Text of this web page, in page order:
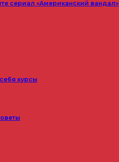
сериал «Американский вандал»
курсы